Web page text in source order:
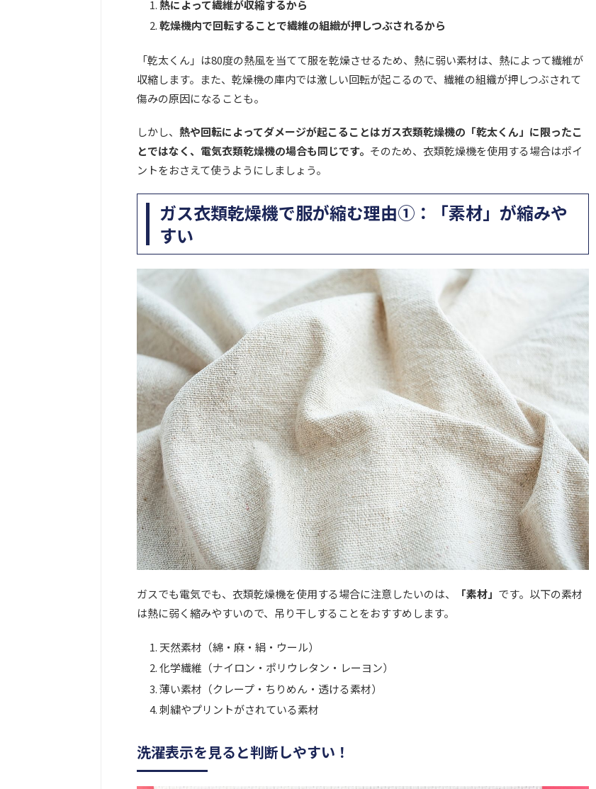
熱によって繊維が収縮するから
乾燥機内で回転することで繊維の組織が押しつぶされるから
「乾太くん」は80度の熱風を当てて服を乾燥させるため、熱に弱い素材は、熱によって繊維が
収縮します。また、乾燥機の庫内では激しい回転が起こるので、繊維の組織が押しつぶされて
傷みの原因になることも。
しかし、 熱や回転によってダメージが起こることはガス衣類乾燥機の「乾太くん」に限ったこ
とではなく、電気衣類乾燥機の場合も同じです。 そのため、衣類乾燥機を使用する場合はポイ
ントをおさえて使うようにしましょう。
ガス衣類乾燥機で服が縮む理由①：「素材」が縮みや
すい
ガスでも電気でも、衣類乾燥機を使用する場合に注意したいのは、 「素材」 です。以下の素材
は熱に弱く縮みやすいので、吊り干しすることをおすすめします。
天然素材（綿・麻・絹・ウール）
化学繊維（ナイロン・ポリウレタン・レーヨン）
薄い素材（クレープ・ちりめん・透ける素材）
刺繍やプリントがされている素材
洗濯表示を見ると判断しやすい！